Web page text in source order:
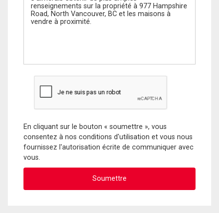
En cliquant sur le bouton « soumettre », vous
consentez à nos conditions d'utilisation et vous nous
fournissez l'autorisation écrite de communiquer avec
vous.